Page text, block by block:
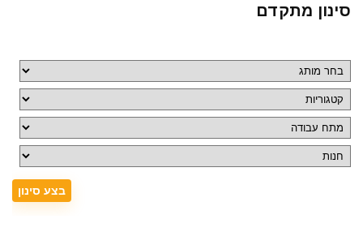
סינון מתקדם